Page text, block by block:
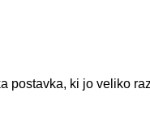
postavka, ki jo veliko